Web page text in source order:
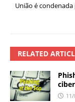
União é
RELATED